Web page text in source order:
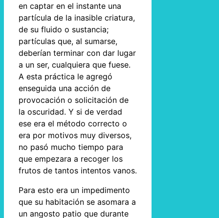
en captar en el instante una
partícula de la inasible criatura,
de su fluido o sustancia;
partículas que, al sumarse,
deberían terminar con dar lugar
a un ser, cualquiera que fuese.
A esta práctica le agregó
enseguida una acción de
provocación o solicitación de
la oscuridad. Y si de verdad
ese era el método correcto o
era por motivos muy diversos,
no pasó mucho tiempo para
que empezara a recoger los
frutos de tantos intentos vanos.
Para esto era un impedimento
que su habitación se asomara a
un angosto patio que durante